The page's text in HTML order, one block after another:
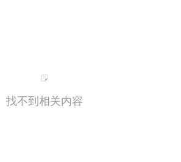
找不到相关内容